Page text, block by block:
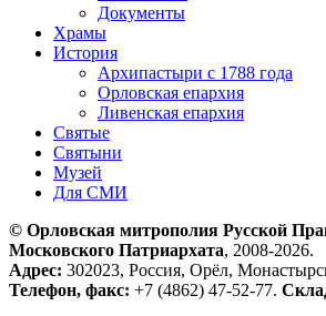
Документы
Храмы
История
Архипастыри с 1788 года
Орловская епархия
Ливенская епархия
Святые
Святыни
Музей
Для СМИ
© Орловская митрополия Русской
Московского Патриархата, 2008-2026.
Адрес: 302023, Россия, Орёл,
Телефон, факс: +7 (4862) 47-52-77.